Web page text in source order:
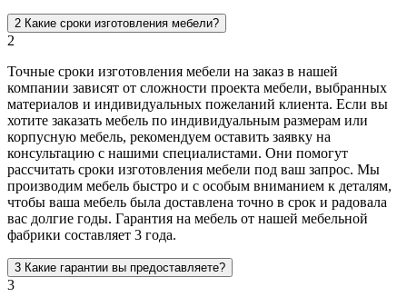
2 Какие сроки изготовления мебели?
2
Точные сроки изготовления мебели на заказ в нашей
компании зависят от сложности проекта мебели, выбранных
материалов и индивидуальных пожеланий клиента. Если вы
хотите заказать мебель по индивидуальным размерам или
корпусную мебель, рекомендуем оставить заявку на
консультацию с нашими специалистами. Они помогут
рассчитать сроки изготовления мебели под ваш запрос. Мы
производим мебель быстро и с особым вниманием к деталям,
чтобы ваша мебель была доставлена точно в срок и радовала
вас долгие годы. Гарантия на мебель от нашей мебельной
фабрики составляет 3 года.
3 Какие гарантии вы предоставляете?
3